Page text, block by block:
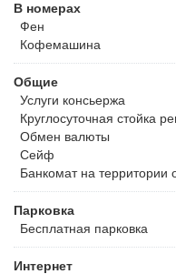
В номерах
Фен
Кофемашина
Общие
Услуги консьержа
Круглосуточная стойка
Обмен валюты
Сейф
Банкомат на территории
Парковка
Бесплатная парковка
Интернет